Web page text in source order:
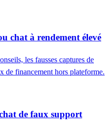
chat à rendement élevé
les fausses captures de
de financement hors plateforme.
de faux support